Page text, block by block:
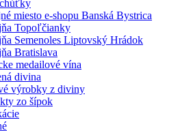
miesto e-shopu Banská Bystrica
Topoľčianky
Semenoles Liptovský Hrádok
Bratislava
medailové vína
divina
výrobky z diviny
zo šípok